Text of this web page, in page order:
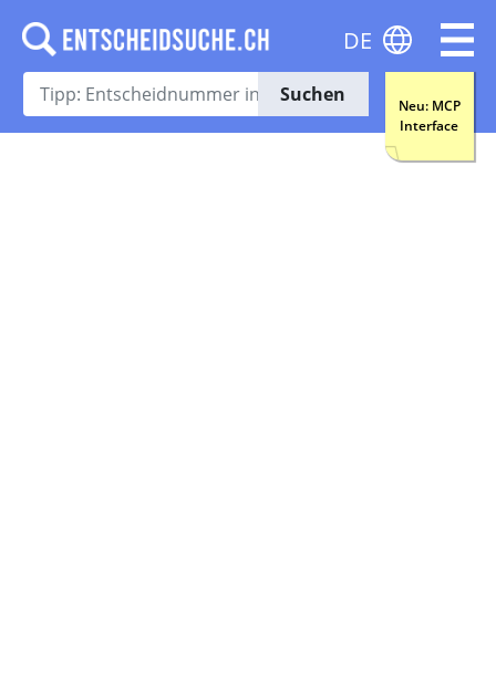
Suchen
Neu: MCP
Interface
DE